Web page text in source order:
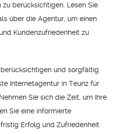
berücksichtigen. Lesen Sie
über die Agentur, um einen
Kundenzufriedenheit zu
und sorgfältig
Internetagentur in Teunz für
Sie sich die Zeit, um Ihre
Sie eine informierte
Erfolg und Zufriedenheit